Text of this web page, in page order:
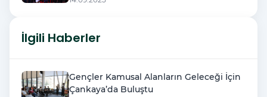
İlgili Haberler
Gençler Kamusal Alanların Geleceği İçin
Çankaya’da Buluştu